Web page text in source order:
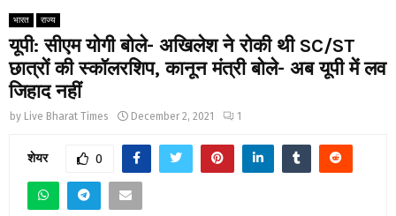
भारत राज्य
यूपी: सीएम योगी बोले- अखिलेश ने रोकी थी SC/ST
छात्रों की स्कॉलरशिप, कानून मंत्री बोले- अब यूपी में लव
जिहाद नहीं
by Live Bharat Times December 2, 2021 1
शेयर 0